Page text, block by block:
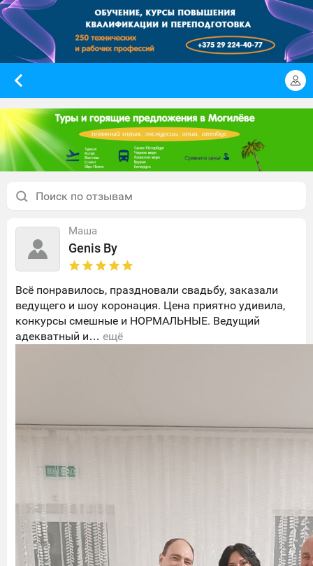
Маша
Genis By
Всё понравилось, праздновали свадьбу, заказали
ведущего и шоу коронация. Цена приятно удивила,
конкурсы смешные и НОРМАЛЬНЫЕ. Ведущий
адекватный и… ещё